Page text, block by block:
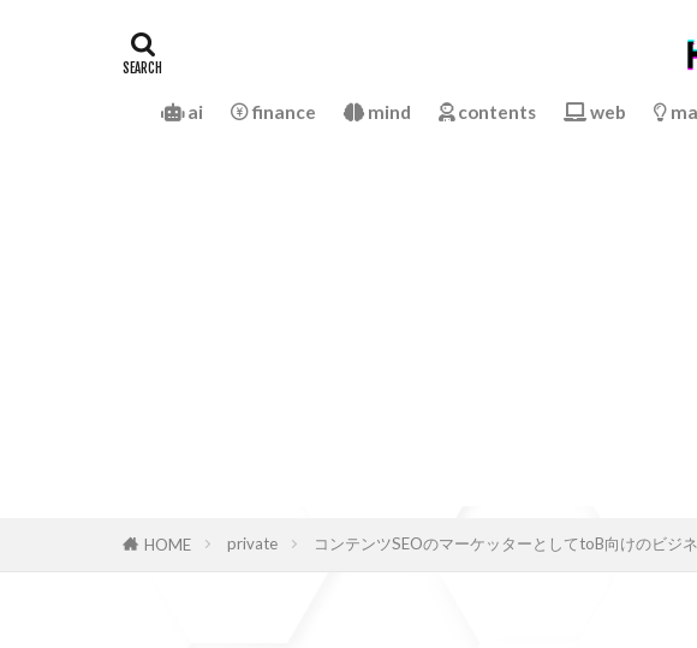
ai finance mind contents web
HOME private コンテンツSEOのマーケッターとしてtoB向けのビジ